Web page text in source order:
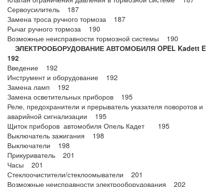
Сервоусилитель 187
Замена троса ручного тормоза 187
Рычаг ручного тормоза 190
Возможные неисправности тормозной системы 190
ЭЛЕКТРООБОРУДОВАНИЕ АВТОМОБИЛЯ OPEL Kadett E
192
Введение 192
Инструмент и оборудование 192
Замена ламп 192
Замена осветительных приборов 195
Реле, предохранители и прерыватель указателя поворотов и
аварийной сигнализации 195
Щиток приборов автомобиля Опель Кадет 195
Выключатель зажигания 198
Выключатели 198
Прикуриватель 201
Часы 201
Стеклоочистители/стеклоомыватели 201
Возможные неисправности электрооборудования 202